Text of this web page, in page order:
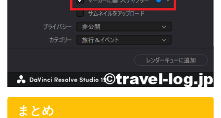
まとめ